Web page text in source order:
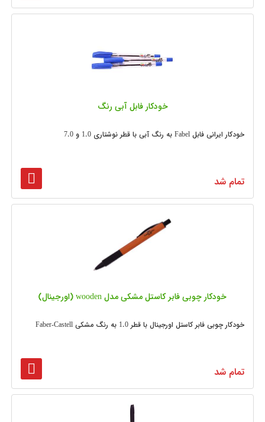
خودکار فابل آبی رنگ
خودکار ایرانی فابل Fabel به رنگ آبی با قطر نوشتاری 1.0 و 7.0
تمام شد
خودکار چوبی فابر کاستل مشکی مدل wooden (اورجینال)
خودکار چوبی فابر کاستل اورجینال با قطر 1.0 به رنگ مشکی Faber-Castell
تمام شد